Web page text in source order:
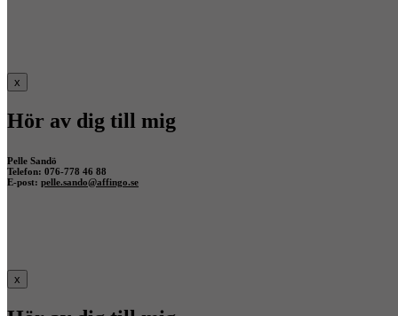
x
Hör av dig till mig
Pelle Sandö
Telefon: 076-778 46 88
E-post: pelle.sando@affingo.se
x